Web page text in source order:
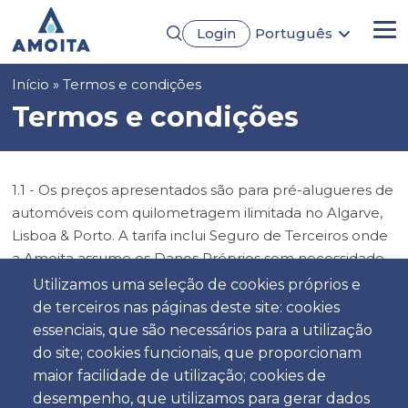
conteúdo
principal
Login
Português
Utilizamos uma seleção de cookies próprios e
de terceiros nas páginas deste site: cookies
essenciais, que são necessários para a utilização
do site; cookies funcionais, que proporcionam
maior facilidade de utilização; cookies de
desempenho, que utilizamos para gerar dados
Navegação
estrutural
Início Termos e condições
Termos e condições
1.1 - Os preços apresentados são para pré-alugueres de
automóveis com quilometragem ilimitada no Algarve,
Lisboa & Porto. A tarifa inclui Seguro de Terceiros onde
a Amoita assume os Danos Próprios sem necessidade
de alargamento do âmbito de seguro legal, onde são
beneficiários o condutor e passageiros (CDW),
responsabilidade civil ilimitada e IVA à taxa de 23%. A
tarifa não inclui seguro de acidentes pessoais (PAI),
danos causados à viatura por negligência, combustível,
portagens, multas de parqueamento e de trânsito,